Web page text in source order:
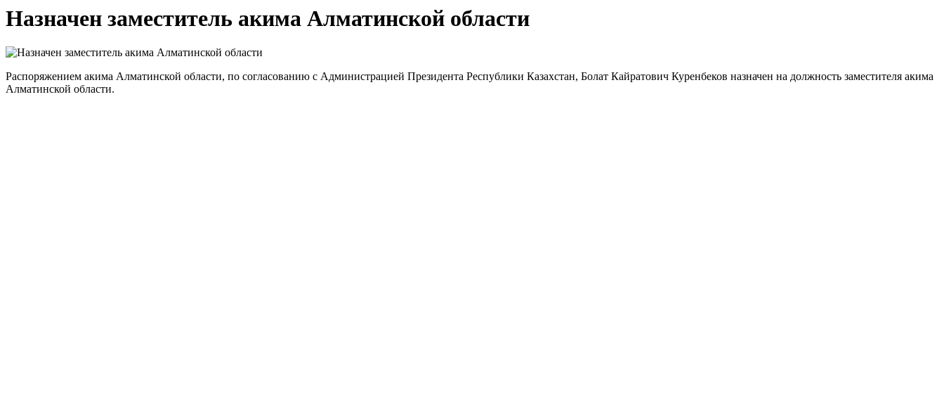
Назначен заместитель акима Алматинской области
Распоряжением акима Алматинской области, по согласованию с Администрацией Президента Республики Казахстан, Болат Кайратович Куренбеков назначен на должность заместителя акима
Алматинской области.